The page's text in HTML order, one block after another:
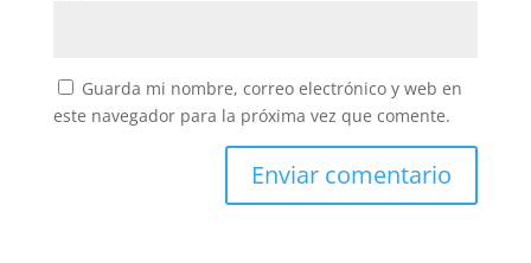
Guarda mi nombre, correo electrónico y web en
este navegador para la próxima vez que comente.